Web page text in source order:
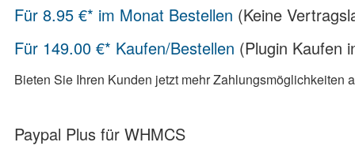
Für 8.95 €* im Monat Bestellen (Keine
Für 149.00 €* Kaufen/Bestellen (Plugin Kaufen
Bieten Sie Ihren Kunden jetzt mehr Zahlungsmöglichkeiten
Paypal Plus für WHMCS